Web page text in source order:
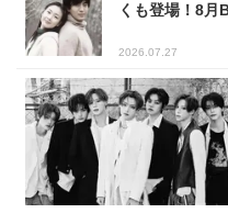
くも登場！8月
2026.07.27